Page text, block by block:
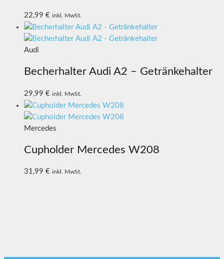
22,99 € inkl. MwSt.
Audi
Becherhalter Audi A2 – Getränkehalter
29,99 € inkl. MwSt.
Mercedes
Cupholder Mercedes W208
31,99 € inkl. MwSt.